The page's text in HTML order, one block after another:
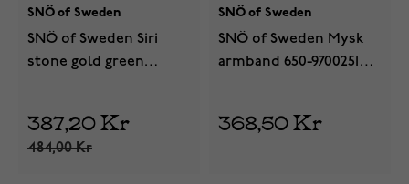
SNÖ of Sweden
SNÖ of Sweden Siri
stone gold green
387,20 Kr
484,00 Kr
SNÖ of Sweden
SNÖ of Sweden Mysk
armband 650-9700251
368,50 Kr